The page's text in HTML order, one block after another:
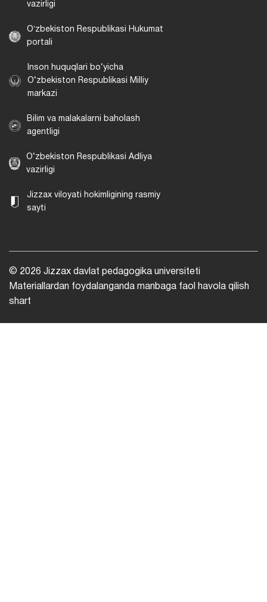
vazirligi
Oʻzbekiston Respublikasi Hukumat
portali
Inson huquqlari bo‘yicha
O‘zbekiston Respublikasi Milliy
markazi
Bilim va malakalarni baholash
agentligi
O‘zbekiston Respublikasi Adliya
vazirligi
Jizzax viloyati hokimligining rasmiy
sayti
© 2026 Jizzax davlat pedagogika universiteti
Materiallardan foydalanganda manbaga faol havola qilish
shart